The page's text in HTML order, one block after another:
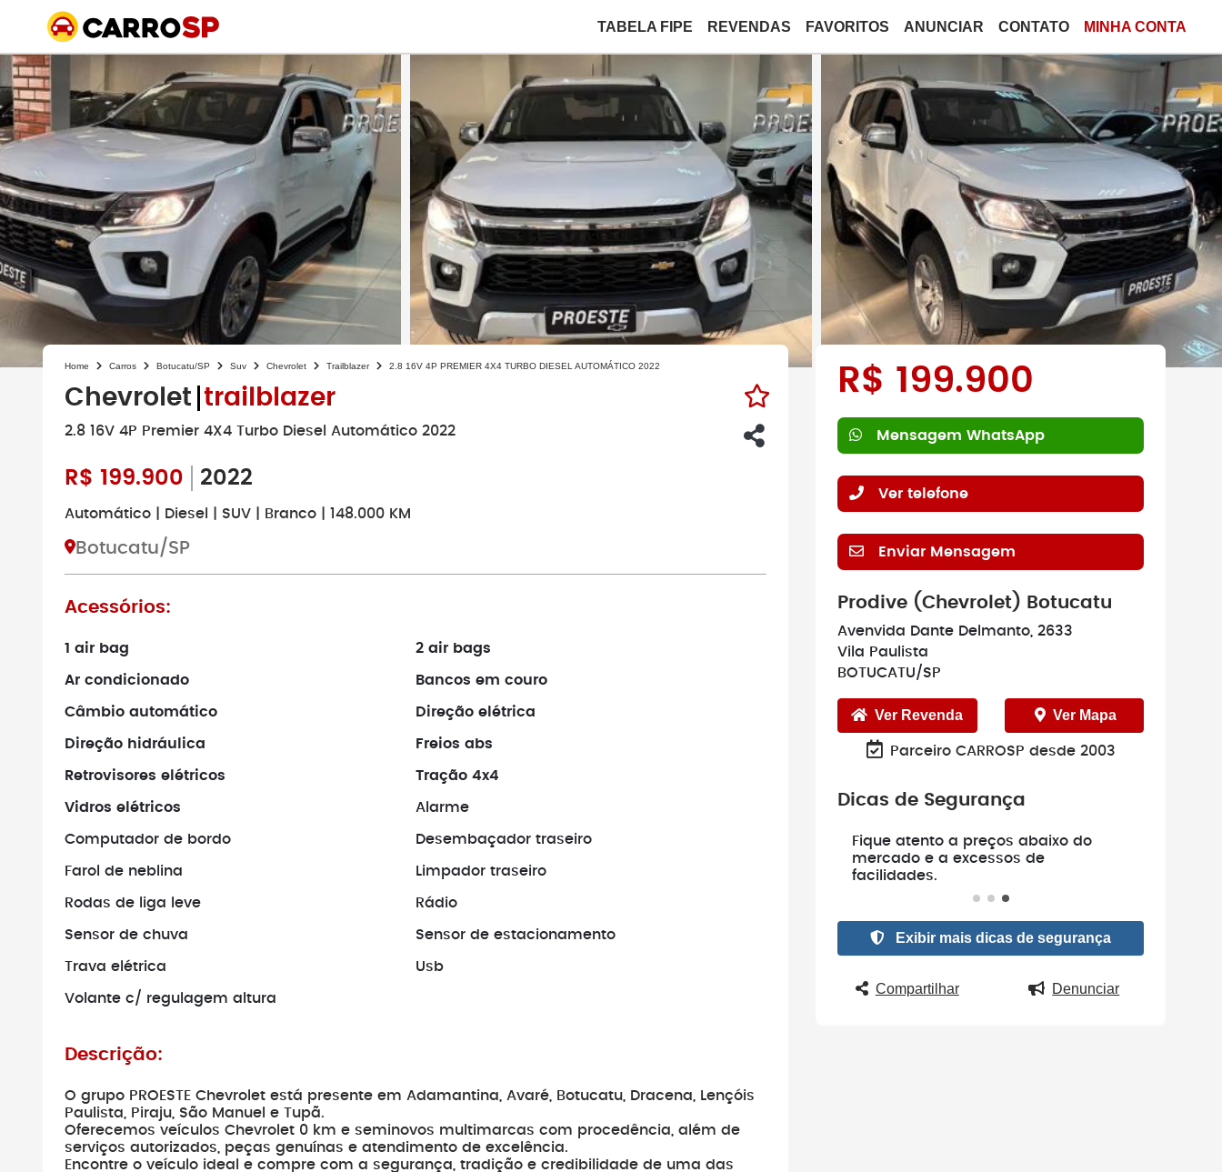
TABELA FIPE REVENDAS FAVORITOS ANUNCIAR CONTATO MINHA CONTA
Home Carros Botucatu/SP Suv Chevrolet Trailblazer 2.8 16V 4P PREMIER 4X4 TURBO DIESEL AUTOMÁTICO 2022
Chevrolet trailblazer
2.8 16V 4P Premier 4X4 Turbo Diesel Automático 2022
R$ 199.900 2022
Automático | Diesel | SUV | Branco | 148.000 KM
Botucatu/SP
Acessórios:
1 air bag 2 air bags
Ar condicionado Bancos em couro
Câmbio automático Direção elétrica
Direção hidráulica Freios abs
Retrovisores elétricos Tração 4x4
Vidros elétricos Alarme
Computador de bordo Desembaçador traseiro
Farol de neblina Limpador traseiro
Rodas de liga leve Rádio
Sensor de chuva Sensor de estacionamento
Trava elétrica Usb
Volante c/ regulagem altura
Descrição:
O grupo PROESTE Chevrolet está presente em Adamantina, Avaré, Botucatu, Dracena, Lençóis
Paulista, Piraju, São Manuel e Tupã.
Oferecemos veículos Chevrolet 0 km e seminovos multimarcas com procedência, além de
serviços autorizados, peças genuínas e atendimento de excelência.
Encontre o veículo ideal e compre com a segurança, tradição e credibilidade de uma das
R$ 199.900
Mensagem WhatsApp
Ver telefone
Enviar Mensagem
Prodive (Chevrolet) Botucatu
Avenvida Dante Delmanto, 2633
Vila Paulista
BOTUCATU/SP
Ver Revenda Ver Mapa
Parceiro CARROSP desde 2003
Dicas de Segurança
Não faça pagamentos antes de
Antes de fechar negócio, sempre
Fique atento a preços abaixo do
mercado e a excessos de
facilidades.
Exibir mais dicas de segurança
Compartilhar Denunciar